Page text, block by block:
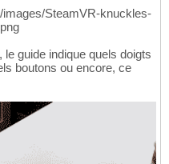
SteamVR-knuckles-
guide indique quels doigts
boutons ou encore, ce